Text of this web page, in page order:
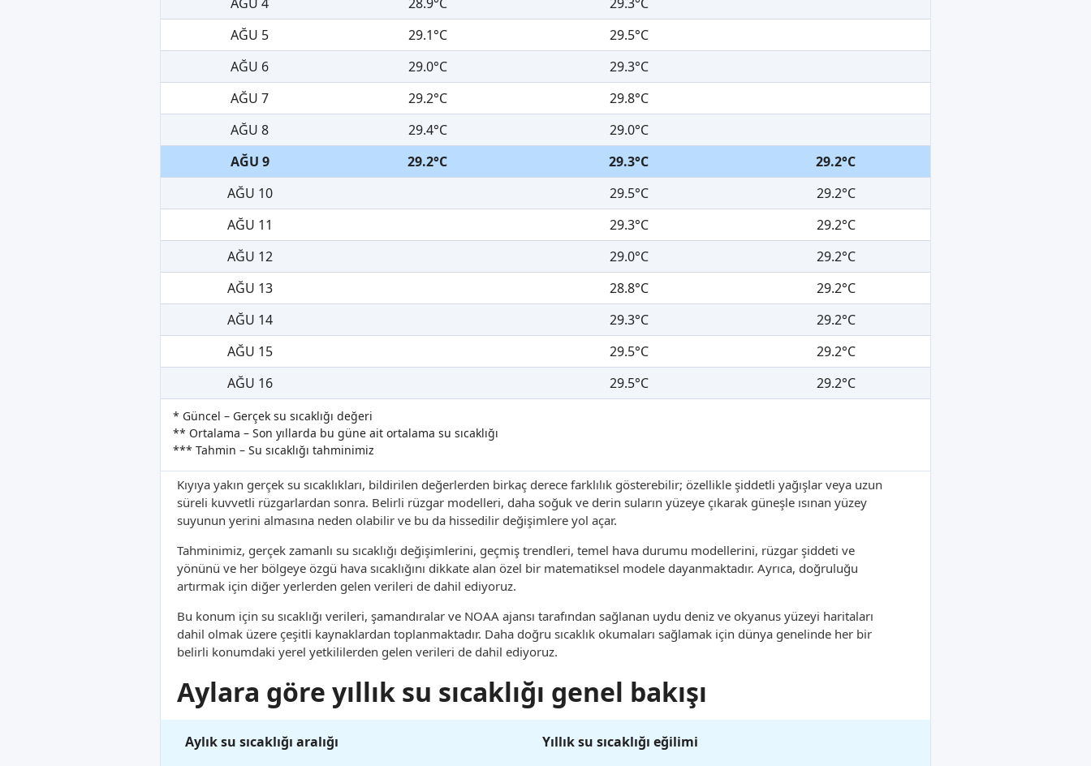
AĞU 5
29.1°C
29.5°C
AĞU 6
29.0°C
29.3°C
AĞU 7
29.2°C
29.8°C
AĞU 8
29.4°C
29.0°C
AĞU 9
29.2°C 29.3°C
29.2°C
AĞU 10
29.5°C
29.2°C
AĞU 11
29.3°C
29.2°C
AĞU 12
29.0°C
29.2°C
AĞU 13
28.8°C
29.2°C
AĞU 14
29.3°C
29.2°C
AĞU 15
29.5°C
29.2°C
AĞU 16
29.5°C 29.2°C
* Güncel – Gerçek su sıcaklığı değeri
** Ortalama – Son yıllarda bu güne ait ortalama su sıcaklığı
*** Tahmin – Su sıcaklığı tahminimiz
Kıyıya yakın gerçek su sıcaklıkları, bildirilen değerlerden birkaç derece farklılık gösterebilir; özellikle şiddetli yağışlar veya uzun
süreli kuvvetli rüzgarlardan sonra. Belirli rüzgar modelleri, daha soğuk ve derin suların yüzeye çıkarak güneşle ısınan yüzey
suyunun yerini almasına neden olabilir ve bu da hissedilir değişimlere yol açar.
Tahminimiz, gerçek zamanlı su sıcaklığı değişimlerini, geçmiş trendleri, temel hava durumu modellerini, rüzgar şiddeti ve
yönünü ve her bölgeye özgü hava sıcaklığını dikkate alan özel bir matematiksel modele dayanmaktadır. Ayrıca, doğruluğu
artırmak için diğer yerlerden gelen verileri de dahil ediyoruz.
Bu konum için su sıcaklığı verileri, şamandıralar ve NOAA ajansı tarafından sağlanan uydu deniz ve okyanus yüzeyi haritaları
dahil olmak üzere çeşitli kaynaklardan toplanmaktadır. Daha doğru sıcaklık okumaları sağlamak için dünya genelinde her bir
belirli konumdaki yerel yetkililerden gelen verileri de dahil ediyoruz.
Aylara göre yıllık su sıcaklığı genel bakışı
Aylık su sıcaklığı aralığı Yıllık su sıcaklığı eğilimi